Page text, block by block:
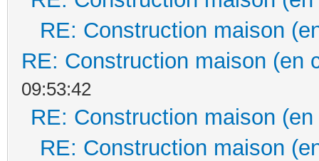
RE: Construction maison
RE: Construction maison (en
09:53:42
RE: Construction maison
RE: Construction maison